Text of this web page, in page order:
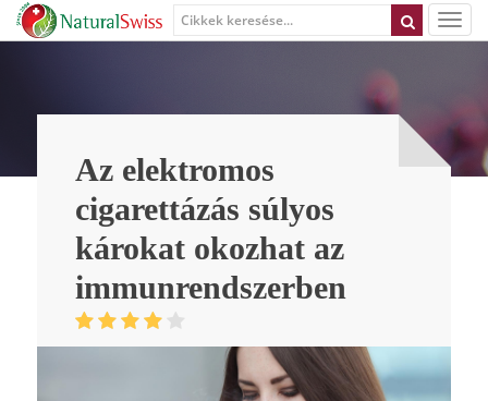
Az elektromos
cigarettázás súlyos
károkat okozhat az
immunrendszerben